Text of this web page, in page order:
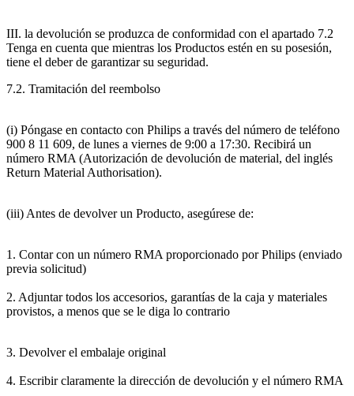
III. la devolución se produzca de conformidad con el apartado 7.2
Tenga en cuenta que mientras los Productos estén en su posesión,
tiene el deber de garantizar su seguridad.
7.2. Tramitación del reembolso
(i) Póngase en contacto con Philips a través del número de teléfono
900 8 11 609, de lunes a viernes de 9:00 a 17:30. Recibirá un
número RMA (Autorización de devolución de material, del inglés
Return Material Authorisation).
(iii) Antes de devolver un Producto, asegúrese de:
1. Contar con un número RMA proporcionado por Philips (enviado
previa solicitud)
2. Adjuntar todos los accesorios, garantías de la caja y materiales
provistos, a menos que se le diga lo contrario
3. Devolver el embalaje original
4. Escribir claramente la dirección de devolución y el número RMA